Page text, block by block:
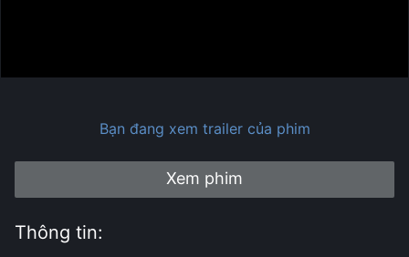
Bạn đang xem trailer của phim
Xem phim
Thông tin: